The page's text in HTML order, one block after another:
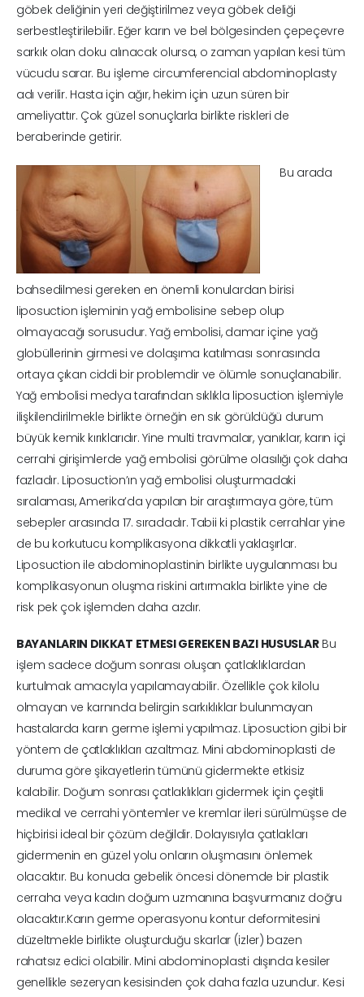
göbek deliğinin yeri değiştirilmez veya göbek deliği
serbestleştirilebilir. Eğer karın ve bel bölgesinden çepeçevre
sarkık olan doku alınacak olursa, o zaman yapılan kesi tüm
vücudu sarar. Bu işleme circumferencial abdominoplasty
adı verilir. Hasta için ağır, hekim için uzun süren bir
ameliyattır. Çok güzel sonuçlarla birlikte riskleri de
beraberinde getirir.
Bu arada
bahsedilmesi gereken en önemli konulardan birisi
liposuction işleminin yağ embolisine sebep olup
olmayacağı sorusudur. Yağ embolisi, damar içine yağ
globüllerinin girmesi ve dolaşıma katılması sonrasında
ortaya çıkan ciddi bir problemdir ve ölümle sonuçlanabilir.
Yağ embolisi medya tarafından sıklıkla liposuction işlemiyle
ilişkilendirilmekle birlikte örneğin en sık görüldüğü durum
büyük kemik kırıklarıdır. Yine multi travmalar, yanıklar, karın içi
cerrahi girişimlerde yağ embolisi görülme olasılığı çok daha
fazladır. Liposuction’ın yağ embolisi oluşturmadaki
sıralaması, Amerika’da yapılan bir araştırmaya göre, tüm
sebepler arasında 17. sıradadır. Tabii ki plastik cerrahlar yine
de bu korkutucu komplikasyona dikkatli yaklaşırlar.
Liposuction ile abdominoplastinin birlikte uygulanması bu
komplikasyonun oluşma riskini artırmakla birlikte yine de
risk pek çok işlemden daha azdır.
BAYANLARIN DIKKAT ETMESI GEREKEN BAZI HUSUSLARBu
işlem sadece doğum sonrası oluşan çatlaklıklardan
kurtulmak amacıyla yapılamayabilir. Özellikle çok kilolu
olmayan ve karnında belirgin sarkıklıklar bulunmayan
hastalarda karın germe işlemi yapılmaz. Liposuction gibi bir
yöntem de çatlaklıkları azaltmaz. Mini abdominoplasti de
duruma göre şikayetlerin tümünü gidermekte etkisiz
kalabilir. Doğum sonrası çatlaklıkları gidermek için çeşitli
medikal ve cerrahi yöntemler ve kremlar ileri sürülmüşse de
hiçbirisi ideal bir çözüm değildir. Dolayısıyla çatlakları
gidermenin en güzel yolu onların oluşmasını önlemek
olacaktır. Bu konuda gebelik öncesi dönemde bir plastik
cerraha veya kadın doğum uzmanına başvurmanız doğru
olacaktır.Karın germe operasyonu kontur deformitesini
düzeltmekle birlikte oluşturduğu skarlar (izler) bazen
rahatsız edici olabilir. Mini abdominoplasti dışında kesiler
genellikle sezeryan kesisinden çok daha fazla uzundur. Kesi